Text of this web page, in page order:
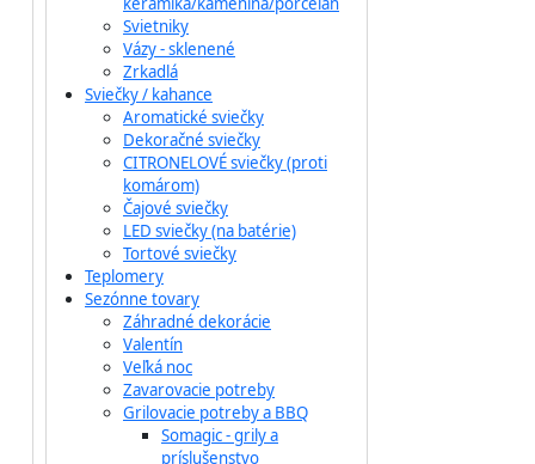
Svietniky
Vázy - sklenené
Zrkadlá
Sviečky / kahance
Aromatické sviečky
Dekoračné sviečky
CITRONELOVÉ sviečky (proti
komárom)
Čajové sviečky
LED sviečky (na batérie)
Tortové sviečky
Teplomery
Sezónne tovary
Záhradné dekorácie
Valentín
Veľká noc
Zavarovacie potreby
Grilovacie potreby a BBQ
Somagic - grily a
príslušenstvo